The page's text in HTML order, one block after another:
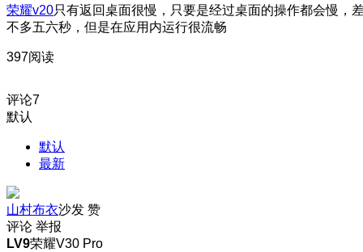
荣耀v20只有返回桌面很慢，只要是经过桌面的操作都会慢，
不多五六秒，但是在应用内运行很流畅
397阅读
评论7
默认
默认
最新
山村布衣沙发 赞
评论 举报
LV9荣耀V30 Pro